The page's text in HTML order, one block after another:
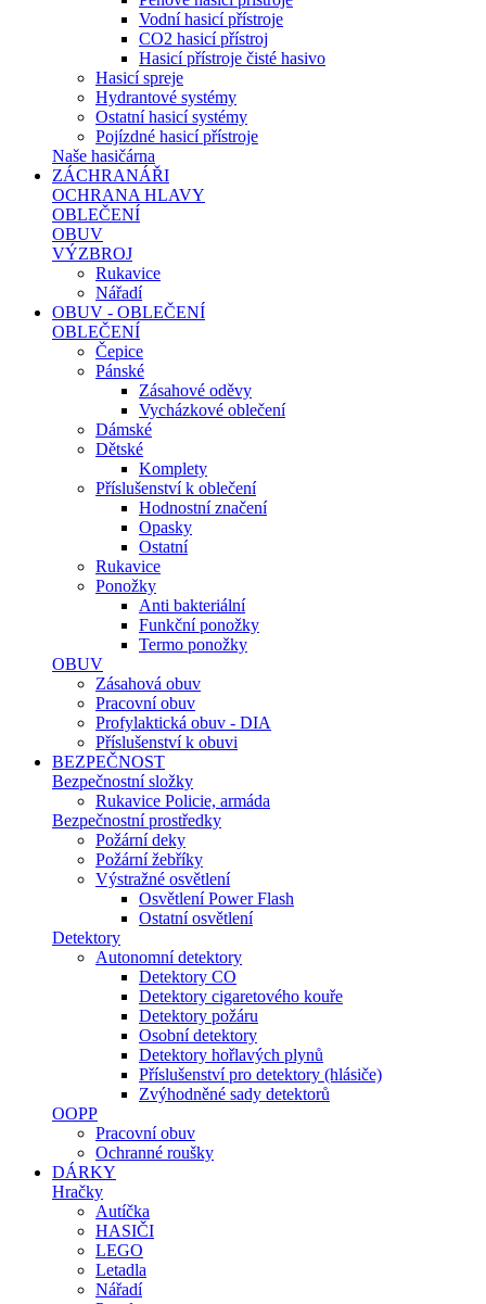
Vodní hasicí přístroje
CO2 hasicí přístroj
Hasicí přístroje čisté hasivo
Hasicí spreje
Hydrantové systémy
Ostatní hasicí systémy
Pojízdné hasicí přístroje
Naše hasičárna
ZÁCHRANÁŘI
OCHRANA HLAVY
OBLEČENÍ
OBUV
VÝZBROJ
Rukavice
Nářadí
OBUV - OBLEČENÍ
OBLEČENÍ
Čepice
Pánské
Zásahové oděvy
Vycházkové oblečení
Dámské
Dětské
Komplety
Příslušenství k oblečení
Hodnostní značení
Opasky
Ostatní
Rukavice
Ponožky
Anti bakteriální
Funkční ponožky
Termo ponožky
OBUV
Zásahová obuv
Pracovní obuv
Profylaktická obuv - DIA
Příslušenství k obuvi
BEZPEČNOST
Bezpečnostní složky
Rukavice Policie, armáda
Bezpečnostní prostředky
Požární deky
Požární žebříky
Výstražné osvětlení
Osvětlení Power Flash
Ostatní osvětlení
Detektory
Autonomní detektory
Detektory CO
Detektory cigaretového kouře
Detektory požáru
Osobní detektory
Detektory hořlavých plynů
Příslušenství pro detektory (hlásiče)
Zvýhodněné sady detektorů
OOPP
Pracovní obuv
Ochranné roušky
DÁRKY
Hračky
Autíčka
HASIČI
LEGO
Letadla
Nářadí